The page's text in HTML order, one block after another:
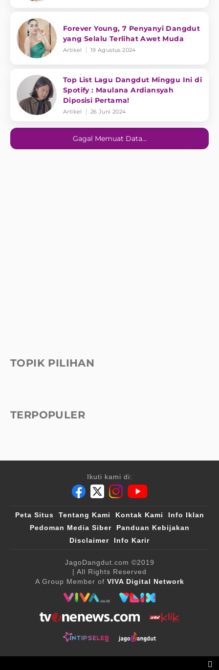
Forever Young, 7 Penyanyi Dangdut
yang Selalu Terlihat Awet Muda
Artikel 19 Agustus 2024
Top List Lagu Dangdut Minggu Ini di
Spotify : Maulana Ardiansyah
Diposisi Pertama!
Artikel 26 Juni 2024
Gagal Memuat Data...
TOPIK PILIHAN
TERPOPULER
Ikuti kami di:
Peta Situs Tentang Kami Kontak Kami
Info Iklan
Pedoman Media Siber
Panduan Kebijakan
Disclaimer
Info Karir
JagoDangdut.com ©2019
| All Rights Reserved
A Group Member of VIVA Digital Network
